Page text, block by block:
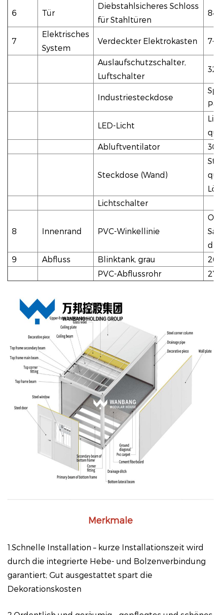
6 Tür
Diebstahlsicheres Schloss
für Stahltüren
7
Elektrisches
System
Verdeckter Elektrokasten 7-
Auslaufschutzschalter,
Luftschalter
Industriesteckdose
LED-Licht
Abluftventilator
Steckdose (Wand)
Lichtschalter
8 Innenrand PVC-Winkellinie
9
Abfluss Blinktank, grau
PVC-Abflussrohr
Merkmale
1.Schnelle Installation – kurze Installationszeit wird
durch die integrierte Hebe- und Bolzenverbindung
garantiert; Gut ausgestattet spart die
Dekorationskosten